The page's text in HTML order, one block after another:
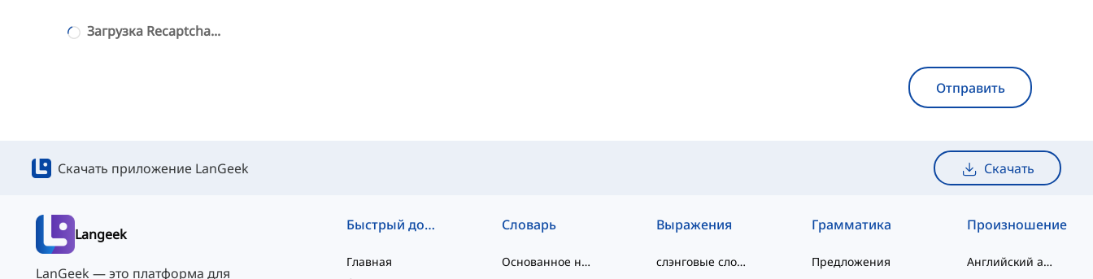
Загрузка Recaptcha...
Отправить
Скачать приложение LanGeek Скачать
Langeek
LanGeek — это платформа для
Быстрый доступ
Главная
Словарь
Основанное на уровне
Выражения
слэнговые слова
Грамматика
Предложения
Произношение
Английский алфавит